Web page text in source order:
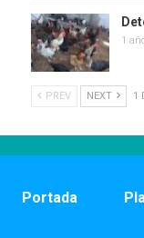
1
PREV NEXT 1
Portada